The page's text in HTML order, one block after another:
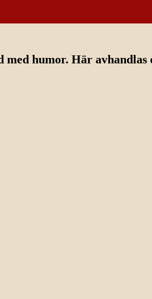
humor. Här avhandlas